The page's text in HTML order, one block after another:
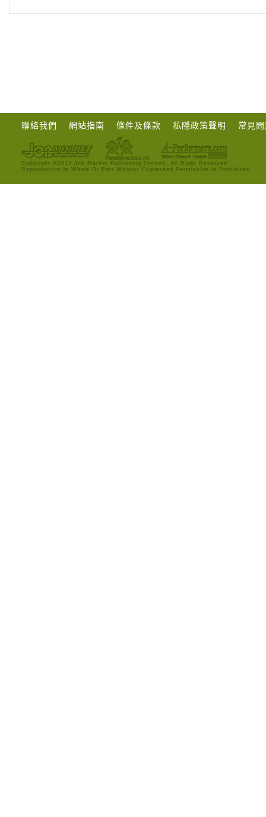
聯絡我們 網站指南 條件及條款 私隱政策聲明 常見
Copyright ©2013 Job Market Publishing Limited. All Right Reserved.
Reproduction in Whole Or Part Without Expressed Permission is Prohibited.